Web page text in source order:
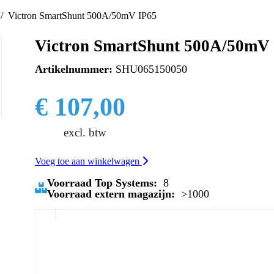
Victron SmartShunt 500A/50mV IP65
Victron SmartShunt 500A/50mV
Artikelnummer: SHU065150050
€ 107,00
excl. btw
Voeg toe aan winkelwagen
Voorraad Top Systems: 8
Voorraad extern magazijn: >1000